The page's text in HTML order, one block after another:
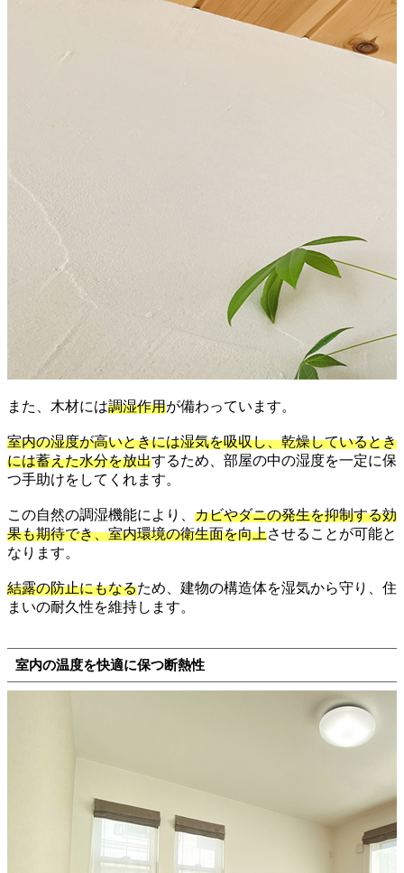
また、木材には調湿作用が備わっています。
室内の湿度が高いときには湿気を吸収し、乾燥しているとき
には蓄えた水分を放出するため、部屋の中の湿度を一定に保
つ手助けをしてくれます。
この自然の調湿機能により、 カビやダニの発生を抑制する効
果も期待でき、室内環境の衛生面を向上させることが可能と
なります。
結露の防止にもなるため、建物の構造体を湿気から守り、住
まいの耐久性を維持します。
室内の温度を快適に保つ断熱性